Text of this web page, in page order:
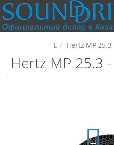
Hertz MP
Hertz MP 25.3